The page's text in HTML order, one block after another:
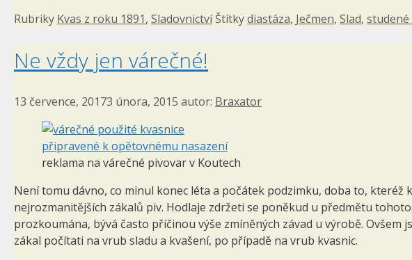
Rubriky Kvas z roku 1891, Sladovnictví Štítkydiastáza, Ječmen, Slad,
Ne vždy jen várečné!
13 července, 20173 února, 2015 autor: Braxator
reklama na várečné pivovar v Koutech
Není tomu dávno, co minul konec léta a počátek podzimku, doba to,
nejrozmanitějších zákalů piv. Hodlaje zdržeti se poněkud u předmětu
prozkoumána, bývá často příčinou výše zmíněných závad u výrobě.
zákal počítati na vrub sladu a kvašení, po případě na vrub kvasnic.